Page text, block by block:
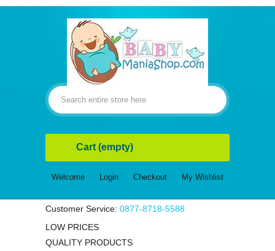
Customer Service: 0877-8718-5588
LOW PRICES
QUALITY PRODUCTS
Cart (empty)
Welcome Login Checkout My Wishlist